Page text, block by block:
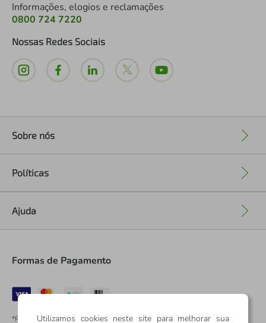
Informações, elogios e reclamações
0800 724 7220
Nossas Redes Sociais
Sobre nós
Políticas
Ajuda
Formas de Pagamento
*Pontos dos Cartões Sicredi
Utilizamos cookies neste site para melhorar sua